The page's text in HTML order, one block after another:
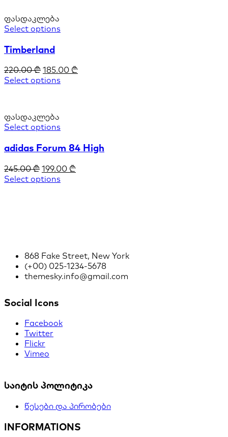
ფასდაკლება
Select options
Timberland
220.00₾ 185.00 ₾
Select options
ფასდაკლება
Select options
adidas Forum 84 High
245.00₾ 199.00 ₾
Select options
868 Fake Street, New York
(+00) 025-1234-5678
themesky.info@gmail.com
Social Icons
Facebook
Twitter
Flickr
Vimeo
საიტის პოლიტიკა
წესები და პირობები
INFORMATIONS